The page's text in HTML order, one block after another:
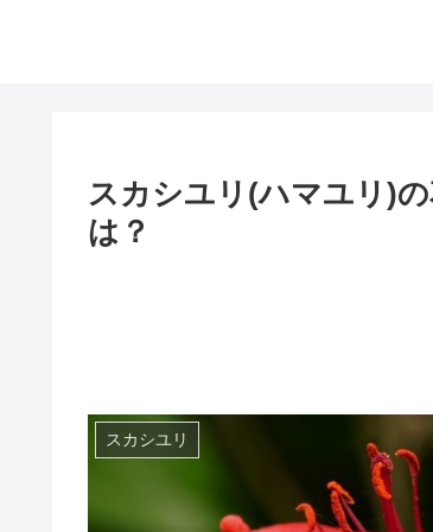
スカシユリ(ハマユリ)
は？
スカシユリ